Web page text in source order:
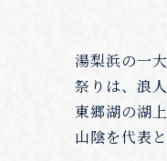
湯梨浜の一大
祭りは、浪
東郷湖の湖
山陰を代表